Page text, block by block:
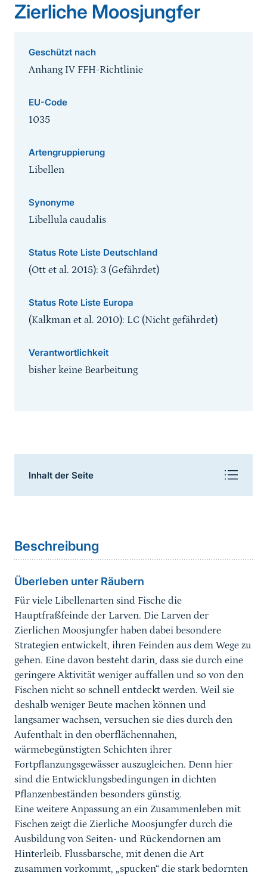
Zierliche Moosjungfer
Geschützt nach
Anhang IV FFH-Richtlinie
EU-Code
1035
Artengruppierung
Libellen
Synonyme
Libellula caudalis
Status Rote Liste Deutschland
(Ott et al. 2015): 3 (Gefährdet)
Status Rote Liste Europa
(Kalkman et al. 2010): LC (Nicht gefährdet)
Verantwortlichkeit
bisher keine Bearbeitung
Inhalt der Seite
Bildergalerie
Fortpflanzung/Biologie
Lokale Population
Gefährdung
Erhaltungsmaßnahmen
Erhaltungszustand
Programme und Projekte
Autor*in
Weiterführende Downloads
Beschreibung
Überleben unter Räubern
Für viele Libellenarten sind Fische die
Hauptfraßfeinde der Larven. Die Larven der
Zierlichen Moosjungfer haben dabei besondere
Strategien entwickelt, ihren Feinden aus dem Wege zu
gehen. Eine davon besteht darin, dass sie durch eine
geringere Aktivität weniger auffallen und so von den
Fischen nicht so schnell entdeckt werden. Weil sie
deshalb weniger Beute machen können und
langsamer wachsen, versuchen sie dies durch den
Aufenthalt in den oberflächennahen,
wärmebegünstigten Schichten ihrer
Fortpflanzungsgewässer auszugleichen. Denn hier
sind die Entwicklungsbedingungen in dichten
Pflanzenbeständen besonders günstig.
Eine weitere Anpassung an ein Zusammenleben mit
Fischen zeigt die Zierliche Moosjungfer durch die
Ausbildung von Seiten- und Rückendornen am
Hinterleib. Flussbarsche, mit denen die Art
zusammen vorkommt, „spucken“ die stark bedornten